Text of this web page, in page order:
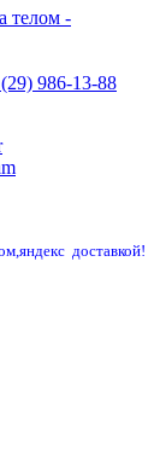
986-13-88
яндекс доставкой!